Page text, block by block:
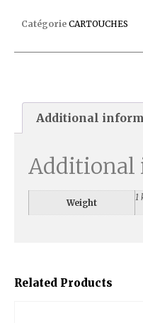
Related Products
Catégorie CARTOUCHES
Additional
Weight
1